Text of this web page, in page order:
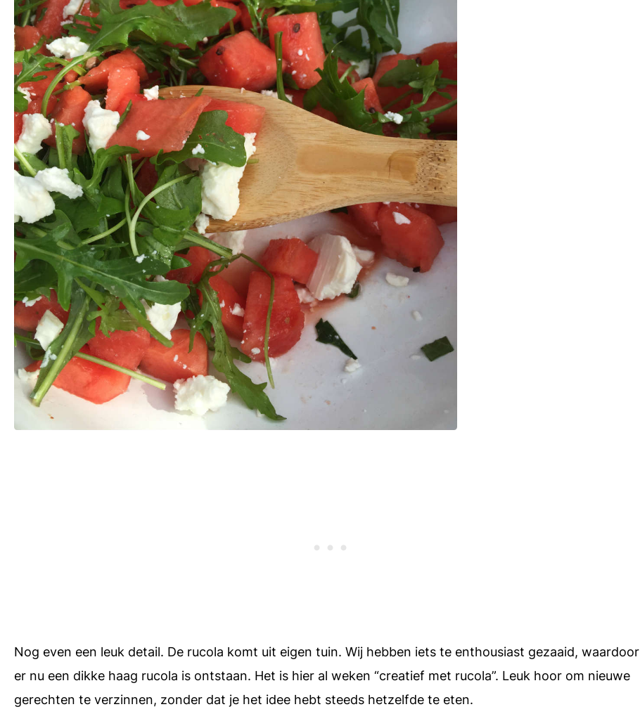
Nog even een leuk detail. De rucola komt uit eigen tuin. Wij hebben iets te enthousiast gezaaid, waardoor
er nu een dikke haag rucola is ontstaan. Het is hier al weken “creatief met rucola”. Leuk hoor om nieuwe
gerechten te verzinnen, zonder dat je het idee hebt steeds hetzelfde te eten.